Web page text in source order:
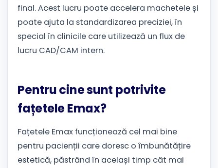
final. Acest lucru poate accelera machetele și
poate ajuta la standardizarea preciziei, în
special în clinicile care utilizează un flux de
lucru CAD/CAM intern.
Pentru cine sunt potrivite
fațetele Emax?
Fațetele Emax funcționează cel mai bine
pentru pacienții care doresc o îmbunătățire
estetică, păstrând în același timp cât mai